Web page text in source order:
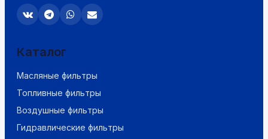
Каталог
Масляные фильтры
Топливные фильтры
Воздушные фильтры
Гидравлические фильтры